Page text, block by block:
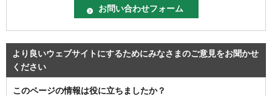
より良いウェブサイトにするためにみなさまのご意見をお聞かせ
ください
このページの情報は役に立ちましたか？